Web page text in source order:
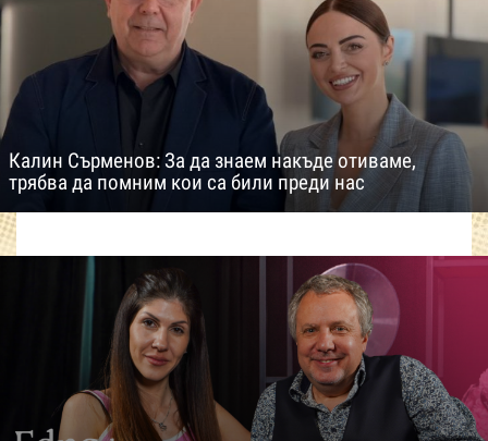
Калин Сърменов: За да знаем накъде отиваме,
трябва да помним кои са били преди нас